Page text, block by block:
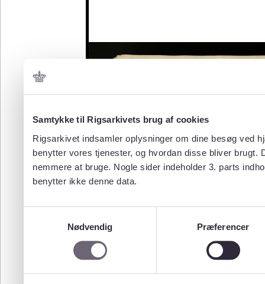
Samtykke til Rigsarkivets brug af cookies
Rigsarkivet indsamler oplysninger om dine besøg ved
benytter vores tjenester, og hvordan disse bliver
nemmere at bruge. Nogle sider indeholder 3. parts
benytter ikke denne data.
Nødvendig
Præferencer